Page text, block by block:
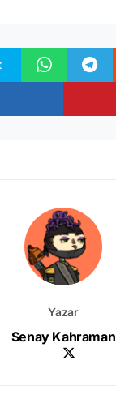
Yazar
Senay Kahraman